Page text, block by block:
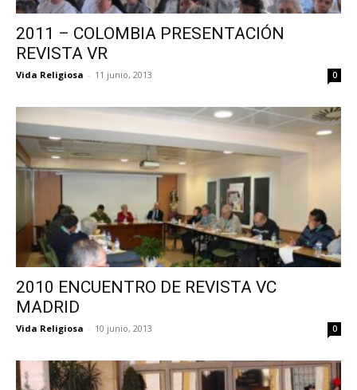
2011 – COLOMBIA PRESENTACIÓN
REVISTA VR
Vida Religiosa - 11 junio, 2013 0
2010 ENCUENTRO DE REVISTA VC
MADRID
Vida Religiosa - 10 junio, 2013 0